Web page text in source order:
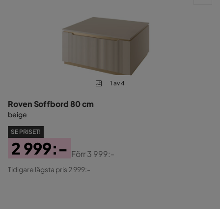
1 av 4
Roven Soffbord 80 cm
beige
SE PRISET!
Pris
2 999:-
Original
Förr3 999:-
Tidigare lägsta pris 2 999:-